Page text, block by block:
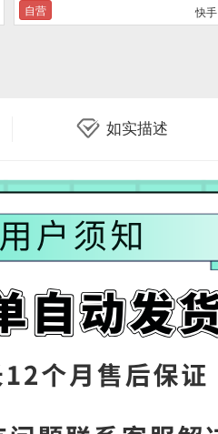
自营
快手
如实描述